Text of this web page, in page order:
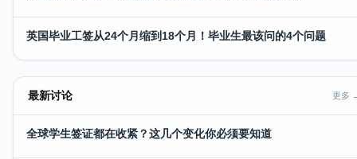
英国毕业工签从24个月缩到18个月！毕业生最该问的4个问题
最新讨论 更多
全球学生签证都在收紧？这几个变化你必须要知道